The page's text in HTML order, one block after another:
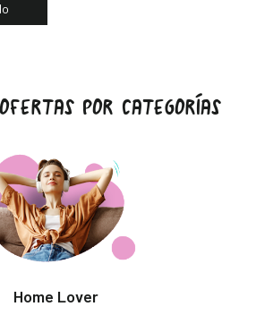
POR CATEGORÍAS
Home Lover